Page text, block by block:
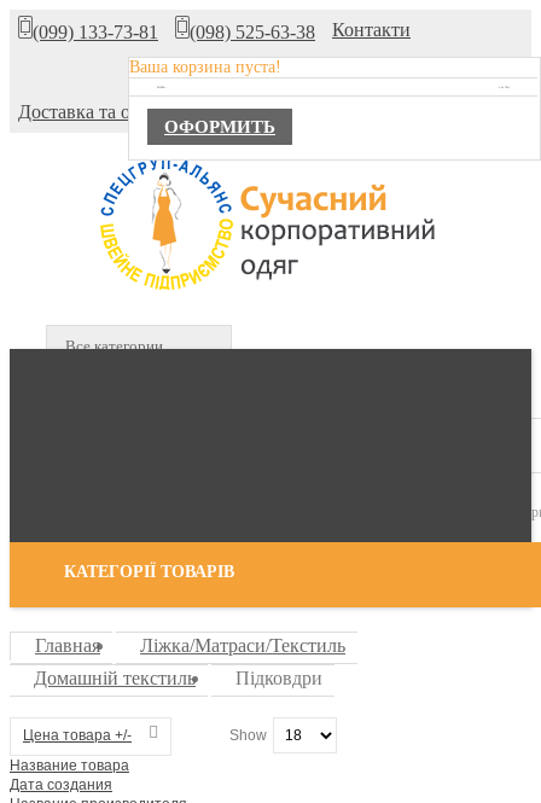
(099) 133-73-81 (098) 525-63-38
Контакти
Доставка та оплата
Все категории
0,00
Ваша корзина пуста!
ОФОРМИТЬ
КАТЕГОРІЇ ТОВАРІВ
Главная
Ліжка/Матраси/Текстиль
Домашній текстиль
Підковдри
Цена товара +/-
Название товара
Дата создания
Show